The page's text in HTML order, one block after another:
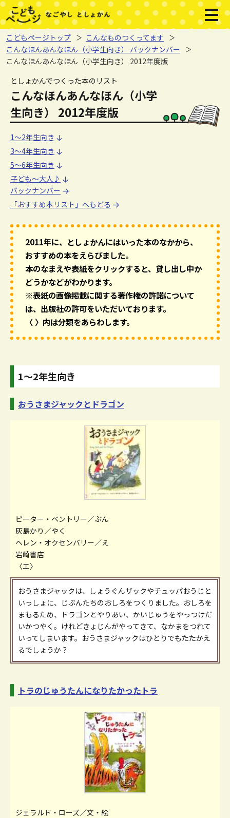
ページの先頭です。
本文へジャンプする。
メニ
こどもページトップ
こんなものつくってます
こんなほんあんなほん（小学生向き） バックナンバー
こんなほんあんなほん（小学生向き） 2012年度版
ここから本文です。
としょかんでつくった本のリスト
こんなほんあんなほん（小学
生向き） 2012年度版
1～2年生向き
1～2年生向き
3～4年生向き
3～4年生向き
5～6年生向き
5～6年生向き
子ども～大人♪
子ども～大人♪
バックナンバー
「おすすめ本リスト」へもどる
2011年に、としょかんにはいった本のなかから、
おすすめの本をえらびました。
本のなまえや表紙をクリックすると、貸し出し中か
どうかなどがわかります。
※表紙の画像掲載に関する著作権の許諾について
は、出版社の許可をいただいております。
〈 〉内は分類をあらわします。
1～2年生向き
おうさまジャックとドラゴン
ピーター・ベントリー／ぶん
灰島かり／やく
ヘレン・オクセンバリー／え
岩崎書店
〈エ〉
おうさまジャックは、しょうぐんザックやチュッパおうじと
いっしょに、じぶんたちのおしろをつくりました。おしろを
まもるため、ドラゴンとやりあい、かいじゅうをやっつけだ
いかつやく。けれどきょじんがやってきて、なかまをつれて
いってしまいます。おうさまジャックはひとりでもたたかえ
るでしょうか？
トラのじゅうたんになりたかったトラ
ジェラルド・ローズ／文・絵